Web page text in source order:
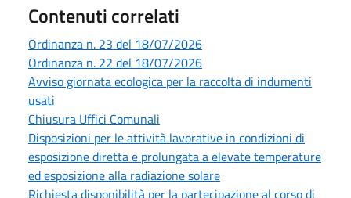
Contenuti correlati
Ordinanza n. 23 del 18/07/2026
Ordinanza n. 22 del 18/07/2026
Avviso giornata ecologica per la raccolta di indumenti
usati
Chiusura Uffici Comunali
Disposizioni per le attività lavorative in condizioni di
esposizione diretta e prolungata a elevate temperature
ed esposizione alla radiazione solare
Richiesta disponibilità per la partecipazione al corso di